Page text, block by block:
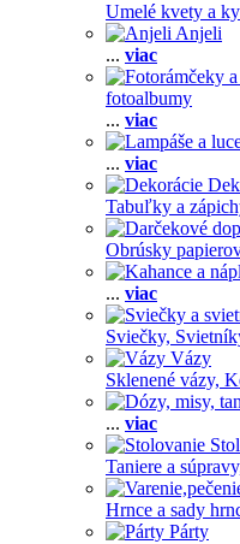
Umelé kvety a
Anjeli
... viac
fotoalbumy
... viac
... viac
Tabuľky a
Obrúsky
... viac
Sviečky,
Vázy
Sklenené vázy,
... viac
Taniere a
Hrnce a sady
Párty